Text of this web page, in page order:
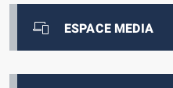
ESPACE MEDIA